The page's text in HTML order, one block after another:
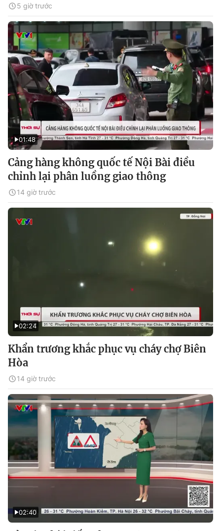
5 giờ trước
01:48
Cảng hàng không quốc tế Nội Bài điều
chỉnh lại phân luồng giao thông
14 giờ trước
02:24
Khẩn trương khắc phục vụ cháy chợ Biên
Hòa
14 giờ trước
02:40